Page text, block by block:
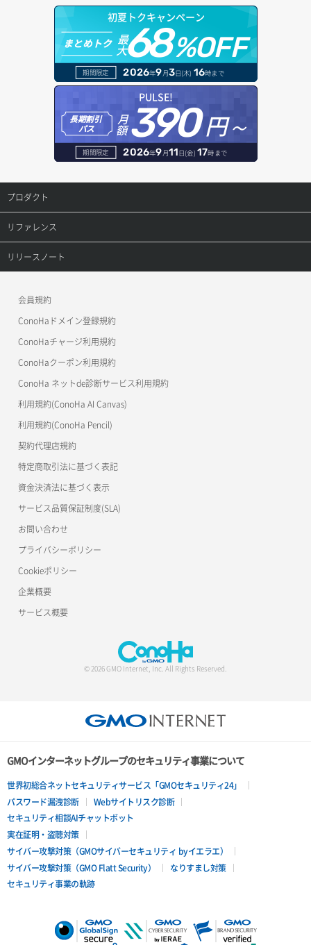
ロール詳細取得
ボリューム詳細一覧取得
ボリューム詳細取得
自動バックアップ有効化
自動バックアップ無効化
アタッチ済みボリューム一覧
アタッチ済みボリューム詳細取得
コンソールURL発行
サーバーに紐づくアドレス取得
サーバーに紐づくアドレス取得（ネットワーク指定）
サーバープラン一覧取得
サーバープラン変更
サーバープラン詳細一覧取得
サーバープラン詳細取得
サーバーメタデータ取得
サーバーメタデータ更新（ネームタグ変更）
サーバー一覧取得
サーバー作成
サーバー再構築（OS再インストール）
サーバー利用状況グラフ（ディスクIO）
サーバー削除
ポートデタッチ
ボリュームアタッチ
ボリュームデタッチ
セキュリティグループ ルール一覧取得
セキュリティグループ ルール作成
セキュリティグループ ルール削除
セキュリティグループ ルール詳細取得
セキュリティグループ一覧取得
ネットワーク一覧取得
ネットワーク作成（ローカルネットワーク用）
ネットワーク削除（ローカルネットワーク用）
ネットワーク詳細取得
ポート一覧取得
ポート作成（ローカルネットワーク用）
ポート作成（追加IP用）
ポート削除
ポート詳細取得
ヘルスモニタ一覧取得
ヘルスモニタ作成
ヘルスモニタ削除
ヘルスモニタ更新
ヘルスモニタ詳細取得
メンバー更新
メンバー詳細取得
メンバー追加
リスナー作成
リスナー削除
リスナー更新
リスナー詳細取得
ロードバランサー一覧取得
ロードバランサー削除
ロードバランサー更新
ロードバランサー詳細取得
ロードバランサー追加
オブジェクトダウンロード
オブジェクトバージョン管理
オブジェクト一覧取得
オブジェクト削除
オブジェクト削除予約
オブジェクト複製
オブジェクト詳細取得
コンテナ一覧取得
コンテナ作成
コンテナ削除
ラージオブジェクトアップロード(DLO)
一時的Web公開
ドメイン情報登録
ドメイン詳細取得
レコード一覧取得
レコード作成
レコード更新
レコード詳細取得
初夏トクキャンペーン
まとめトク 最
大68%OFF
期間限定 2026年9月3日(木) 16時まで
PULSE!
長期割引
パス
月
額390円～
期間限定 2026年9月11日(金) 17時まで
プロダクト
プロダクトトップ
ConoHa VPS(Ver.3.0)
ConoHa for GAME
リファレンス
リファレンストップ
OpenStack CLI
Terraform
s3cmd
公開API(ConoHa VPS Ver.2.0)
リリースノート
会員規約
ConoHaドメイン登録規約
ConoHaチャージ利用規約
ConoHaクーポン利用規約
ConoHa ネットde診断サービス利用規約
利用規約(ConoHa AI Canvas)
利用規約(ConoHa Pencil)
契約代理店規約
特定商取引法に基づく表記
資金決済法に基づく表示
サービス品質保証制度(SLA)
お問い合わせ
プライバシーポリシー
Cookieポリシー
企業概要
サービス概要
© 2026 GMO Internet, Inc. All Rights Reserved.
GMOインターネットグループのセキュリティ事業について
世界初総合ネットセキュリティサービス「GMOセキュリティ24」
パスワード漏洩診断
Webサイトリスク診断
セキュリティ相談AIチャットボット
実在証明・盗聴対策
サイバー攻撃対策（GMOサイバーセキュリティ byイエラエ）
サイバー攻撃対策（GMO Flatt Security）
なりすまし対策
セキュリティ事業の軌跡